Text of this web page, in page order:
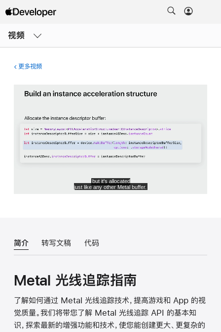
视频
单
更多视频
简介 转写文稿 代码
Metal 光线追踪指南
了解如何通过 Metal 光线追踪技术，提高游戏和 App 的视
觉质量。我们将带您了解 Metal 光线追踪 API 的基本知
识，探索最新的增强功能和技术，使您能创建更大、更复杂的